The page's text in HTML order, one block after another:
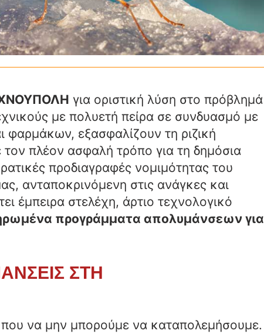
για οριστική λύση στο πρόβλημά
με πολυετή πείρα σε συνδυασμό με
εξασφαλίζουν τη ριζική
πλέον ασφαλή τρόπο για τη δημόσια
προδιαγραφές νομιμότητας του
ανταποκρινόμενη στις ανάγκες και
έμπειρα στελέχη, άρτιο τεχνολογικό
προγράμματα απολυμάνσεων για
ΣΤΗ
που να μην μπορούμε να καταπολεμήσουμε.